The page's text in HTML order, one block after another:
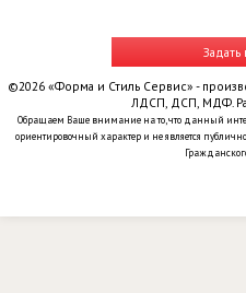
Задать
©2026 «Форма и Стиль Сервис» -
ЛДСП, ДСП, МДФ.
Обращаем Ваше внимание на то, что данный
ориентировочный характер и не является